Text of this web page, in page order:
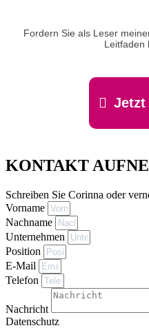
Fordern Sie als Leser
Leitfaden
Jetzt
KONTAKT
Schreiben Sie Corinna oder
Vorname
Nachname
Unternehmen
Position
E-Mail
Telefon
Nachricht
Datenschutz